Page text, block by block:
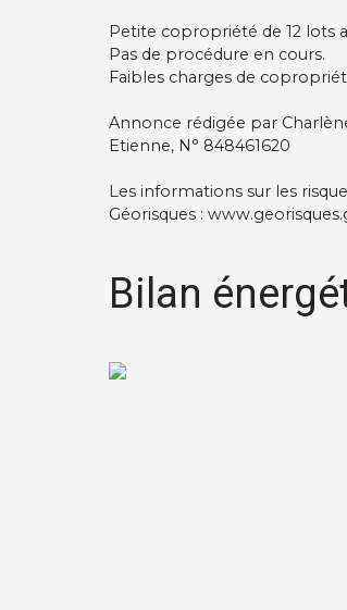
Petite copropriété de 12 lots
Pas de procédure en cours.
Faibles charges de
Annonce rédigée par
Etienne, N° 848461620
Les informations sur les
Géorisques :
Bilan